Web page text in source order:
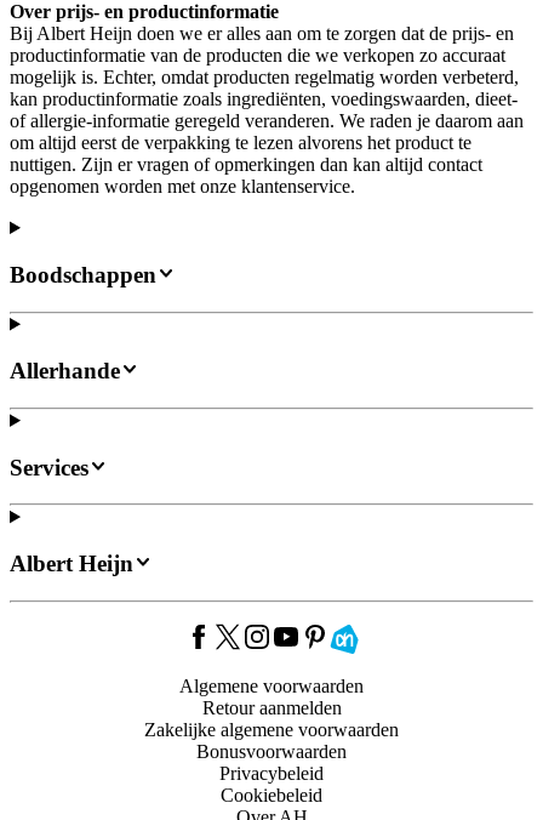
Over prijs- en productinformatie
Bij Albert Heijn doen we er alles aan om te zorgen dat de prijs- en
productinformatie van de producten die we verkopen zo accuraat
mogelijk is. Echter, omdat producten regelmatig worden verbeterd,
kan productinformatie zoals ingrediënten, voedingswaarden, dieet-
of allergie-informatie geregeld veranderen. We raden je daarom aan
om altijd eerst de verpakking te lezen alvorens het product te
nuttigen. Zijn er vragen of opmerkingen dan kan altijd contact
opgenomen worden met onze klantenservice.
Boodschappen
Allerhande
Services
Albert Heijn
Algemene voorwaarden
Retour aanmelden
Zakelijke algemene voorwaarden
Bonusvoorwaarden
Privacybeleid
Cookiebeleid